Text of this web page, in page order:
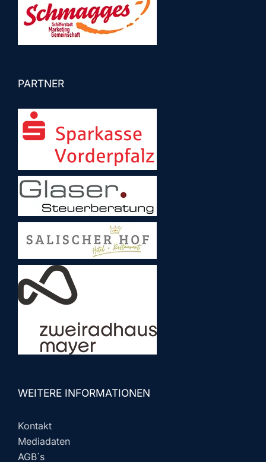
PARTNER
WEITERE INFORMATIONEN
Kontakt
Mediadaten
AGB´s